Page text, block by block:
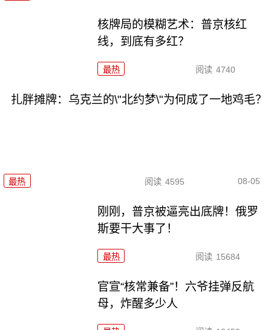
核牌局的模糊艺术：普京核红
线，到底有多红？
最热 阅读 4740
扎胖摊牌：乌克兰的\"北约梦\"为何成了一地鸡毛？
最热 阅读 4595 08-05
刚刚，普京被逼亮出底牌！俄罗
斯要干大事了！
最热 阅读 15684
官宣“核常兼备”！六爷挂弹反航
母，炸醒多少人